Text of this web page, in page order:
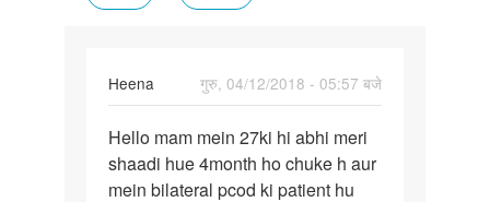
Heena
गुरु, 04/12/2018 - 05:57 बजे
Hello
mam
mein
Hello mam mein 27ki hi abhi meri
shaadi hue 4month ho chuke h aur
mein bilateral pcod ki patient hu